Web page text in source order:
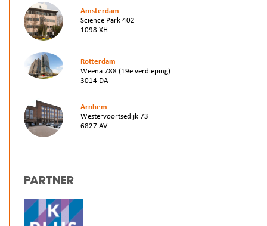
Amsterdam
Science Park 402
1098 XH
Rotterdam
Weena 788 (19e verdieping)
3014 DA
Arnhem
Westervoortsedijk 73
6827 AV
PARTNER